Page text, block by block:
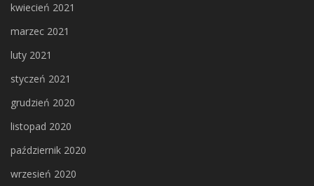
kwiecień 2021
marzec 2021
luty 2021
styczeń 2021
grudzień 2020
listopad 2020
październik 2020
wrzesień 2020